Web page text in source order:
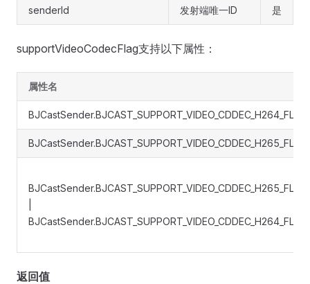
senderId 发射端唯一ID 是
supportVideoCodecFlag支持以下属性：
属性名
BJCastSender.BJCAST_SUPPORT_VIDEO_CDDEC_H264_FLAG
BJCastSender.BJCAST_SUPPORT_VIDEO_CDDEC_H265_FLAG
BJCastSender.BJCAST_SUPPORT_VIDEO_CDDEC_H265_FLAG
BJCastSender.BJCAST_SUPPORT_VIDEO_CDDEC_H264_FLAG
返回值